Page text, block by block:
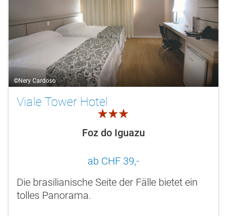
©Nery Cardoso
Viale Tower Hotel
3.0
Foz do Iguazu
ab CHF 39,-
Die brasilianische Seite der Fälle bietet ein
tolles Panorama.